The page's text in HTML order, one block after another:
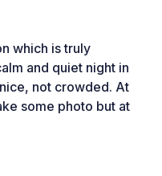
which is truly
and quiet night in
not crowded. At
some photo but at